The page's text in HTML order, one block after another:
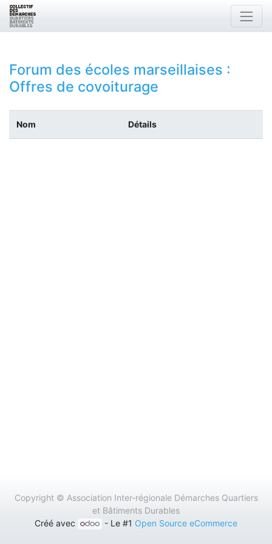
Forum des écoles marseillaises :
Offres de covoiturage
Nom Détails
Copyright © Association Inter-régionale Démarches Quartiers
et Bâtiments Durables
Créé avec
- Le #1 Open Source eCommerce